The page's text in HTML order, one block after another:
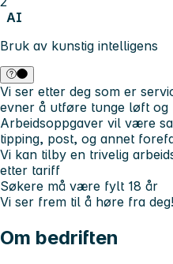
AI
Bruk av kunstig intelligens
Vi ser etter deg som er
evner å utføre tunge løft og
Arbeidsoppgaver vil være
tipping, post, og annet
Vi kan tilby en trivelig
etter tariff
Søkere må være fylt 18 år
Vi ser frem til å høre fra deg!
Om bedriften